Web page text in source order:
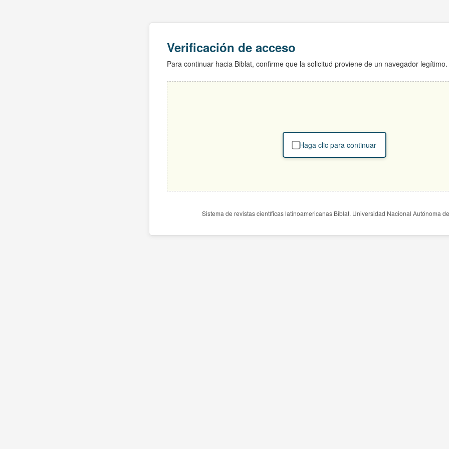
Verificación de acceso
Para continuar hacia Biblat, confirme que la solicitud proviene de un navegador legítimo.
Haga clic para continuar
Sistema de revistas científicas latinoamericanas Biblat. Universidad Nacional Autónoma